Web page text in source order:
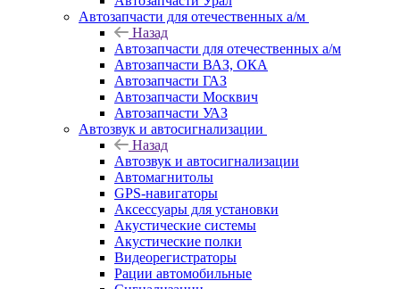
Автозапчасти для отечественных а/м
Назад
Автозапчасти для отечественных а/м
Автозапчасти ВАЗ, ОКА
Автозапчасти ГАЗ
Автозапчасти Москвич
Автозапчасти УАЗ
Автозвук и автосигнализации
Назад
Автозвук и автосигнализации
Автомагнитолы
GPS-навигаторы
Аксессуары для установки
Акустические системы
Акустические полки
Видеорегистраторы
Рации автомобильные